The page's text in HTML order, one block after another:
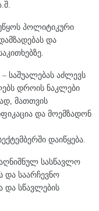
პოლიტიკური
და
საშუალებას აძლევს
დროის ნაკლები
მათთვის
და მოემზადონ
დაიწყება.
სასწავლო
და საარჩევნო
და სწავლების